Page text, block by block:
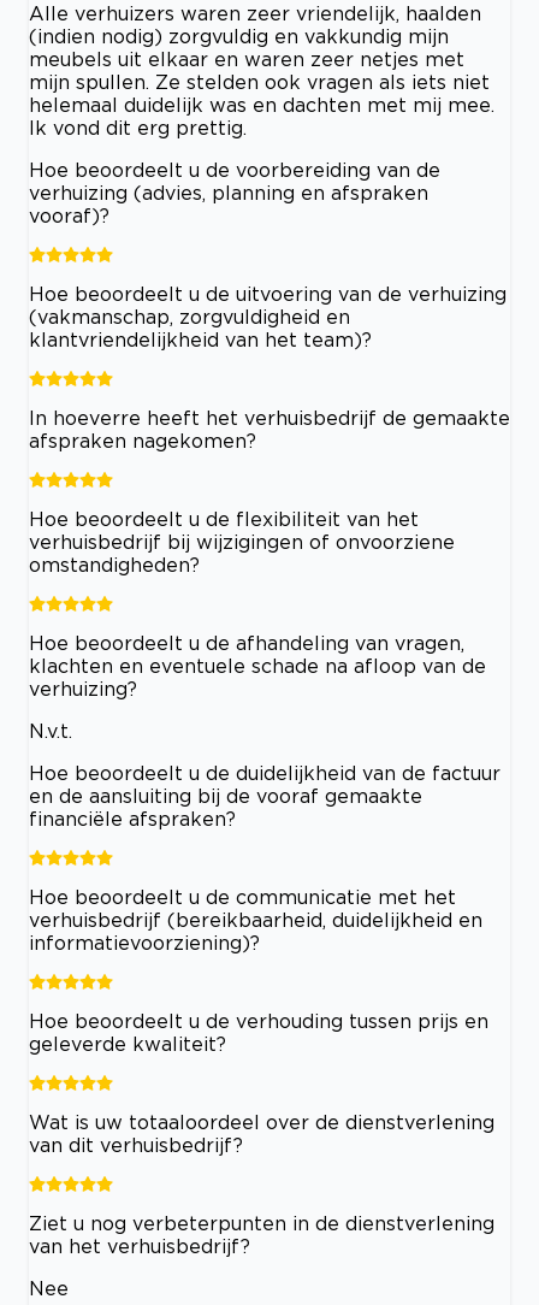
Alle verhuizers waren zeer vriendelijk, haalden
(indien nodig) zorgvuldig en vakkundig mijn
meubels uit elkaar en waren zeer netjes met
mijn spullen. Ze stelden ook vragen als iets niet
helemaal duidelijk was en dachten met mij mee.
Ik vond dit erg prettig.
Hoe beoordeelt u de voorbereiding van de
verhuizing (advies, planning en afspraken
vooraf)?
Hoe beoordeelt u de uitvoering van de verhuizing
(vakmanschap, zorgvuldigheid en
klantvriendelijkheid van het team)?
In hoeverre heeft het verhuisbedrijf de gemaakte
afspraken nagekomen?
Hoe beoordeelt u de flexibiliteit van het
verhuisbedrijf bij wijzigingen of onvoorziene
omstandigheden?
Hoe beoordeelt u de afhandeling van vragen,
klachten en eventuele schade na afloop van de
verhuizing?
N.v.t.
Hoe beoordeelt u de duidelijkheid van de factuur
en de aansluiting bij de vooraf gemaakte
financiële afspraken?
Hoe beoordeelt u de communicatie met het
verhuisbedrijf (bereikbaarheid, duidelijkheid en
informatievoorziening)?
Hoe beoordeelt u de verhouding tussen prijs en
geleverde kwaliteit?
Wat is uw totaaloordeel over de dienstverlening
van dit verhuisbedrijf?
Ziet u nog verbeterpunten in de dienstverlening
van het verhuisbedrijf?
Nee